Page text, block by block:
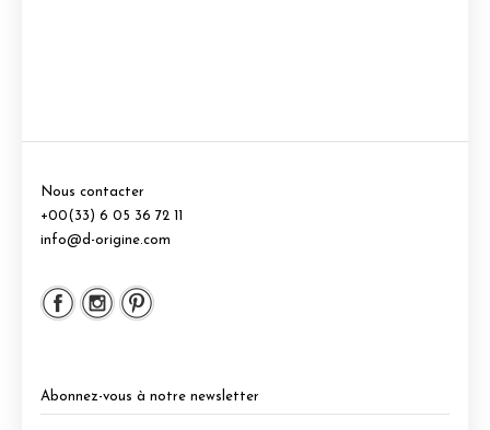
Nous contacter
+00(33) 6 05 36 72 11
info@d-origine.com
Abonnez-vous à notre newsletter